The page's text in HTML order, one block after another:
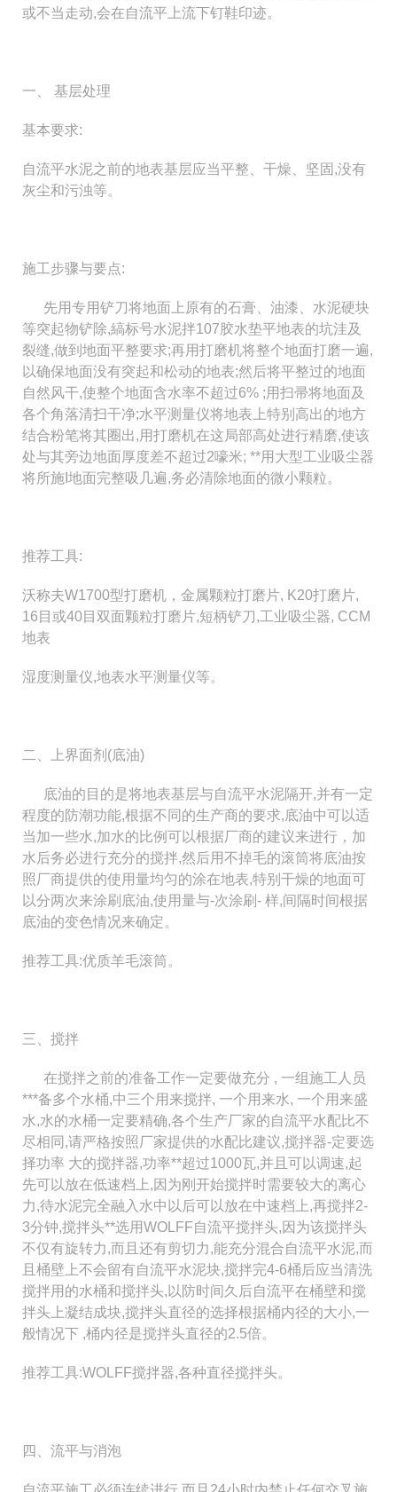
或不当走动,会在自流平上流下钉鞋印迹。
一、 基层处理
基本要求:
自流平水泥之前的地表基层应当平整、干燥、坚固,没有
灰尘和污浊等。
施工步骤与要点:
先用专用铲刀将地面上原有的石膏、油漆、水泥硬块
等突起物铲除,縞标号水泥拌107胶水垫平地表的坑洼及
裂缝,做到 地面平整要求;再用打磨机将整个地面打磨一遍,
以确保地面没有突起和松动的地表;然后将平整过的地面
自然风干,使整个地面含水率不超过6% ;用扫帚将地面及
各个角落清扫干净;水平测量仪将地表上特别 高出的地方
结合粉笔将其圈出,用打磨机在这局部高处进行精磨,使该
处与其旁边地面厚度差不超过2嚎米; **用大型工业吸尘器
将所施I地面完整吸几遍,务必清除地面的微小颗粒。
推荐工具:
沃称夫W1700型打磨机，金属颗粒打磨片, K20打磨片,
16目或40目双面颗粒打磨片,短柄铲刀,工业吸尘器, CCM
地表
湿度测量仪,地表水平测量仪等。
二、上界面剂(底油)
底油的目的是将地表基层与自流平水泥隔开,并有一定
程度的防潮功能,根据不同的生产商的要求,底油中可以适
当加一些水,加水的比例可以根据厂商的建议来进行， 加
水后务必进行充分的搅拌,然后用不掉毛的滚筒将底油按
照厂商提供的使用量均匀的涂在地表,特别干燥的地面可
以分两次来涂刷底油,使用量与-次涂刷- 样,间隔时间根据
底油的变色情况来确定。
推荐工具:优质羊毛滚筒。
三、搅拌
在搅拌之前的准备工作一定要做充分 , 一组施工人员
***备多个水桶,中三个用来搅拌, 一个用来水, 一个用来盛
水,水的水桶一定要精确,各个生产厂家的自流平水配比不
尽相同,请严格按照厂家提供的水配比建议,搅拌器-定要选
择功率 大的搅拌器,功率**超过1000瓦,并且可以调速,起
先可以放在低速档上,因为刚开始搅拌时需要较大的离心
力,待水泥完全融入水中以后可以放在中速档上,再搅拌2-
3分钟,搅拌头**选用WOLFF自流平搅拌头,因为该搅拌头
不仅有旋转力,而且还有剪切力,能充分混合自流平水泥,而
且桶壁上不会留有自流平水泥块,搅拌完4-6桶后应当清洗
搅拌用的水桶和搅拌头,以防时间 久后自流平在桶壁和搅
拌头上凝结成块,搅拌头直径的选择根据桶内径的大小,一
般情况下 ,桶内径是搅拌头直径的2.5倍。
推荐工具:WOLFF搅拌器,各种直径搅拌头。
四、流平与消泡